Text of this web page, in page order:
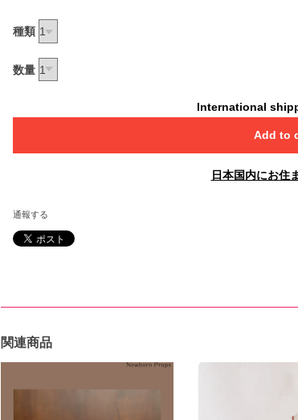
種類
数量
International
Add to
日本国内にお住
通報する
関連商品